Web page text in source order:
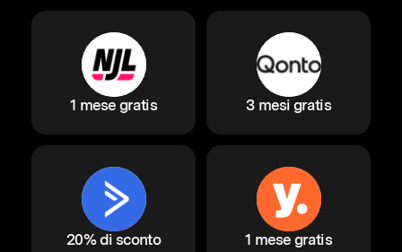
1 mese gratis 3 mesi gratis
20% di sconto 1 mese gratis